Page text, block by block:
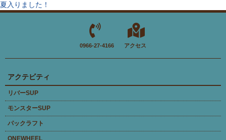
夏入りました！
0966-27-4166 アクセス
アクテビティ
リバーSUP
モンスターSUP
パックラフト
ONEWHEEL